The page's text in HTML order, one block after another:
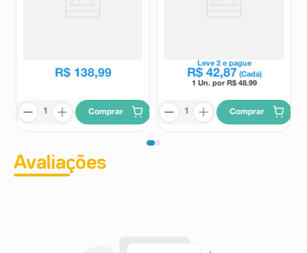
R$ 138,99
Comprar
Leve 2e pague
R$ 42,87 (Cada)
1 Un. por R$ 48.99
Comprar
Avaliações